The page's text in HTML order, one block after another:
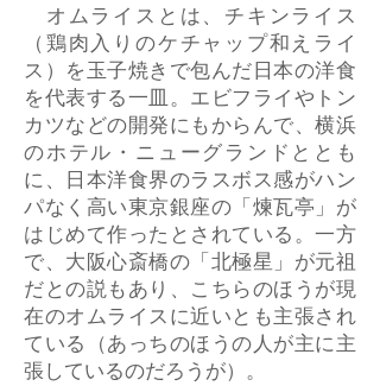
オムライスとは、チキンライス
（鶏肉入りのケチャップ和えライ
ス）を玉子焼きで包んだ日本の洋食
を代表する一皿。エビフライやトン
カツなどの開発にもからんで、横浜
のホテル・ニューグランドととも
に、日本洋食界のラスボス感がハン
パなく高い東京銀座の「煉瓦亭」が
はじめて作ったとされている。一方
で、大阪心斎橋の「北極星」が元祖
だとの説もあり、こちらのほうが現
在のオムライスに近いとも主張され
ている（あっちのほうの人が主に主
張しているのだろうが）。